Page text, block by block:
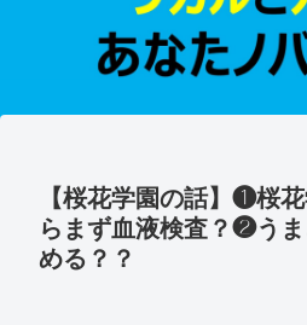
【桜花学園の話】❶桜
らまず血液検査？❷う
める？？